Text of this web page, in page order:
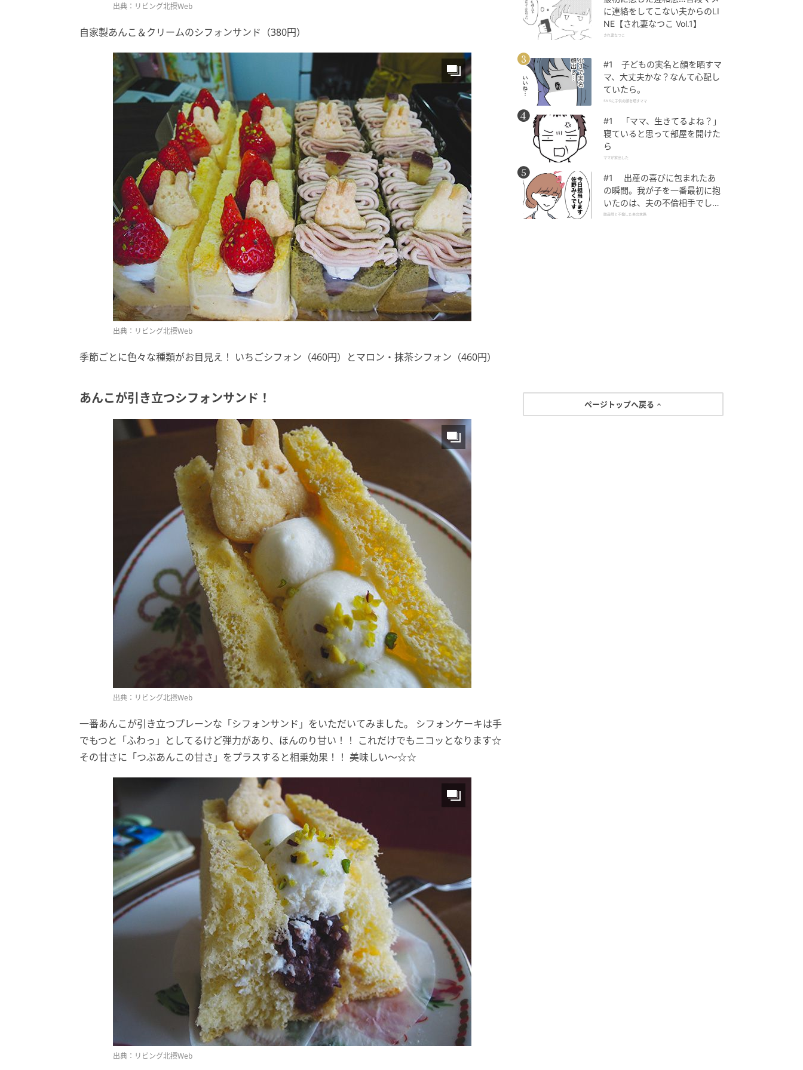
出典：リビング北摂Web
自家製あんこ＆クリームのシフォンサンド（380円）
出典：リビング北摂Web
季節ごとに色々な種類がお目見え！ いちごシフォン（460円）とマロン・抹茶シフォン（460円）
あんこが引き立つシフォンサンド！
出典：リビング北摂Web
一番あんこが引き立つプレーンな「シフォンサンド」をいただいてみました。 シフォンケーキは手
でもつと「ふわっ」としてるけど弾力があり、ほんのり甘い！！ これだけでもニコッとなります☆
その甘さに「つぶあんこの甘さ」をプラスすると相乗効果！！ 美味しい～☆☆
出典：リビング北摂Web
に連絡をしてこない夫からのLI
NE【され妻なつこ Vol.1】
され妻なつこ
#1 子どもの実名と顔を晒すマ
マ、大丈夫かな？なんて心配し
ていたら。
SNSに子供の顔を晒すママ
#1 「ママ、生きてるよね？」
寝ていると思って部屋を開けた
ら
ママが家出した
#1 出産の喜びに包まれたあ
の瞬間。我が子を一番最初に抱
いたのは、夫の不倫相手でし
た。
助産師と不倫した夫の末路
ページトップへ戻る